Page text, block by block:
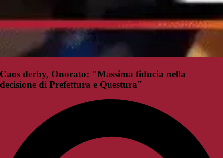
Caos derby, Onorato: "Massima fiducia nella
decisione di Prefettura e Questura"